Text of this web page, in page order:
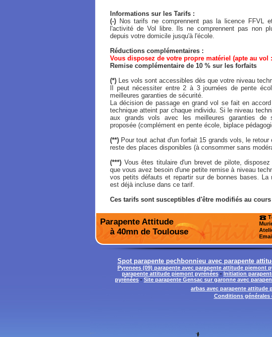
Informations sur les Tarifs :
(-) Nos tarifs ne comprennent pas la licence FFVL
l'activité de Vol libre. Ils ne comprennent pas non
depuis votre domicile jusqu'à l'école.
Réductions complémentaires :
Vous disposez de votre propre matériel (apte au vol
Remise complémentaire de 10 % sur les forfaits
(*) Les vols sont accessibles dès que votre niveau
Il peut nécessiter entre 2 à 3 journées de pente
meilleures garanties de sécurité.
La décision de passage en grand vol se fait en
technique atteint par chaque individu. Si le niveau
aux grands vols avec les meilleures garanties de
proposée (complément en pente école, biplace
(**) Pour tout achat d'un forfait 15 grands vols, le
reste des places disponibles (à consommer sans
(***) Vous êtes titulaire d'un brevet de pilote,
que vous avez besoin d'une petite remise à niveau
vos petits défauts et repartir sur de bonnes bases. La
est déjà incluse dans ce tarif.
Ces tarifs sont susceptibles d'être modifiés au
Parapente Attitude
à 40mn de Toulouse
Spot parapente pechbonnieu avec parapente
Pyrenees (09) parapente avec parapente attitude piemont
parapente attitude piemont pyrénées- Initiation
pyrénées - Site parapente Gensac sur garonne avec
arbas avec parapente attitude
Conditions générales